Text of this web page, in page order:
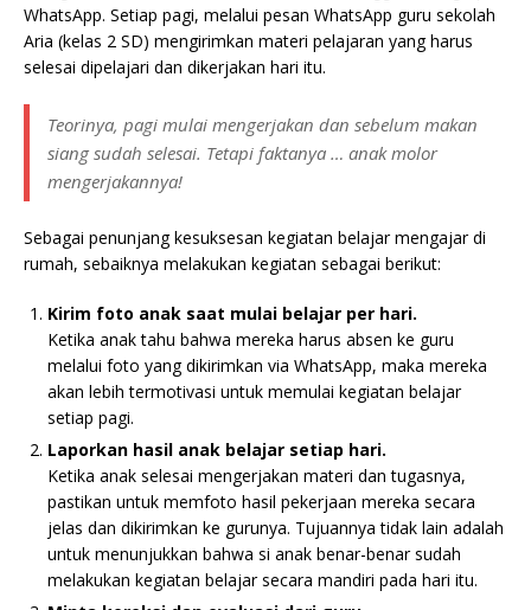
WhatsApp. Setiap pagi, melalui pesan WhatsApp guru sekolah
Aria (kelas 2 SD) mengirimkan materi pelajaran yang harus
selesai dipelajari dan dikerjakan hari itu.
Teorinya, pagi mulai mengerjakan dan sebelum makan
siang sudah selesai. Tetapi faktanya … anak molor
mengerjakannya!
Sebagai penunjang kesuksesan kegiatan belajar mengajar di
rumah, sebaiknya melakukan kegiatan sebagai berikut:
Kirim foto anak saat mulai belajar per hari.
Ketika anak tahu bahwa mereka harus absen ke guru
melalui foto yang dikirimkan via WhatsApp, maka mereka
akan lebih termotivasi untuk memulai kegiatan belajar
setiap pagi.
Laporkan hasil anak belajar setiap hari.
Ketika anak selesai mengerjakan materi dan tugasnya,
pastikan untuk memfoto hasil pekerjaan mereka secara
jelas dan dikirimkan ke gurunya. Tujuannya tidak lain adalah
untuk menunjukkan bahwa si anak benar-benar sudah
melakukan kegiatan belajar secara mandiri pada hari itu.